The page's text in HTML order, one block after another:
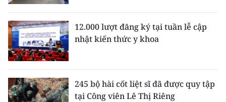
12.000 lượt đăng ký tại tuần lễ cập
nhật kiến thức y khoa
245 bộ hài cốt liệt sĩ đã được quy tập
tại Công viên Lê Thị Riêng